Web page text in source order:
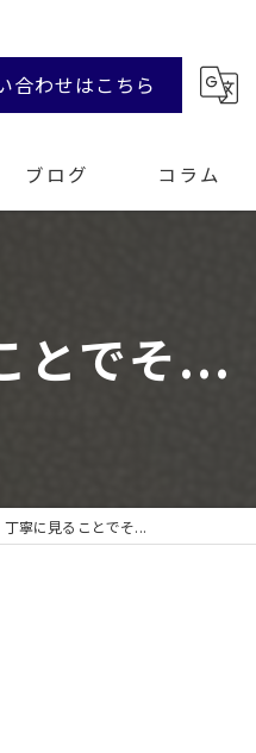
合わせはこちら
ブログ コラム
とでそ...
寧に見ることでそ...